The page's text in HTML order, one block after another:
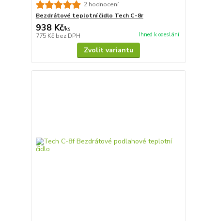
2 hodnocení
Bezdrátové teplotní čidlo Tech C-8r
938 Kč/ks
775 Kč bez DPH Ihned k odeslání
Zvolit variantu